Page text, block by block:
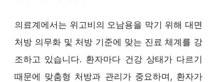
의료계에서는 위고비의 오남용을 막기 위해 대면
처방 의무화 및 처방 기준에 맞는 진료 체계를 강
조하고 있습니다. 환자마다 건강 상태가 다르기
때문에 맞춤형 처방과 관리가 중요하며, 환자가